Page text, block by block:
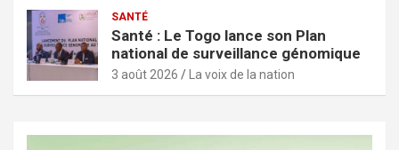
SANTÉ
Santé : Le Togo lance son Plan
national de surveillance génomique
3 août 2026 La voix de la nation